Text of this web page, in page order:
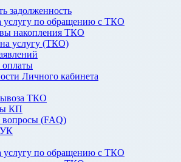
задолженность
услугу по обращению с ТКО
накопления ТКО
услугу (ТКО)
Личного кабинета
ТКО
КП
(FAQ)
УК
услугу по обращению с ТКО